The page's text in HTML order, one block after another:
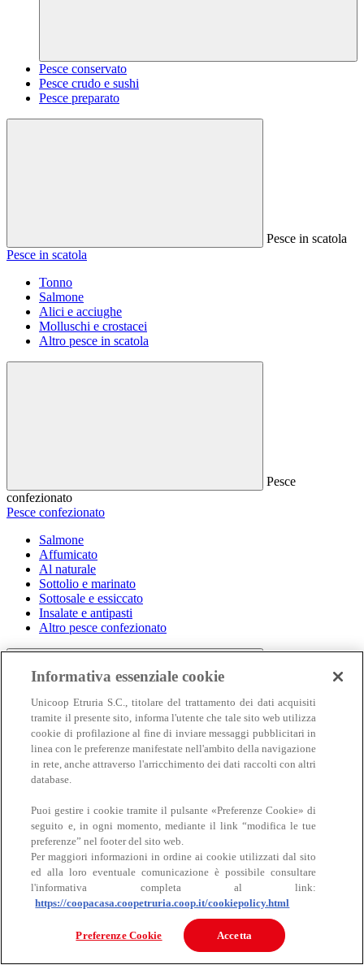
Pesce conservato
Pesce crudo e sushi
Pesce preparato
Pesce in scatola
Pesce in scatola
Tonno
Salmone
Alici e acciughe
Molluschi e crostacei
Altro pesce in scatola
Pesce
confezionato
Pesce confezionato
Salmone
Affumicato
Al naturale
Sottolio e marinato
Sottosale e essiccato
Insalate e antipasti
Altro pesce confezionato
Carne
Carne
Informativa essenziale cookie
Unicoop Etruria S.C., titolare del trattamento dei dati acquisiti
tramite il presente sito, informa l'utente che tale sito web utilizza
cookie di profilazione al fine di inviare messaggi pubblicitari in
linea con le preferenze manifestate nell'ambito della navigazione
in rete, anche attraverso l'arricchimento dei dati raccolti con altri
database.
Puoi gestire i cookie tramite il pulsante «Preferenze Cookie» di
seguito e, in ogni momento, mediante il link “modifica le tue
preferenze” nel footer del sito web.
Per maggiori informazioni in ordine ai cookie utilizzati dal sito
ed alla loro eventuale comunicazione è possibile consultare
l'informativa completa al link:
https://coopacasa.coopetruria.coop.it/cookiepolicy.html
Preferenze Cookie Accetta